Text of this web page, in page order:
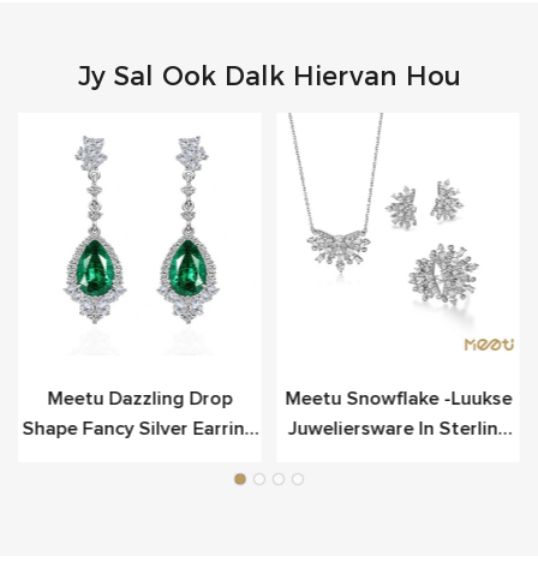
Jy Sal Ook Dalk Hiervan Hou
Meetu Dazzling Drop
Shape Fancy Silver Earring
Meetu Snowflake -luukse
Juweliersware In Sterling